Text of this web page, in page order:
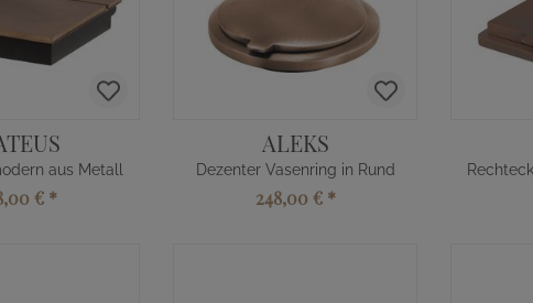
aus Metall
€ *
ALEKS
Dezenter Vasenring in Rund
248,00 € *